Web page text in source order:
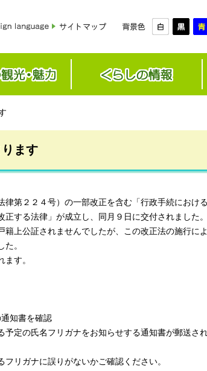
ます
律第２２４号）の一部改正を含む「行政手続におけ
する法律」が成立し、同月９日に交付されました。
上公証されませんでしたが、この改正法の施行に
。
す。
知書を確認
定の氏名フリガナをお知らせする通知書が郵送さ
リガナに誤りがないかご確認ください。